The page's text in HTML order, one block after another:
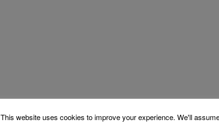
This website uses cookies to improve your experience. We'll